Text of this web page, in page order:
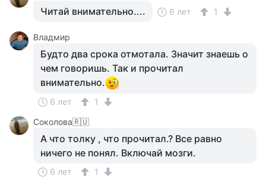
Читай внимательно.... 6 лет 1
Владмир
Будто два срока отмотала. Значит знаешь о
чем говоришь. Так и прочитал
внимательно.
6 лет
1
Соколова🇷🇺
А что толку , что прочитал.? Все равно
ничего не понял. Включай мозги.
6 лет
1